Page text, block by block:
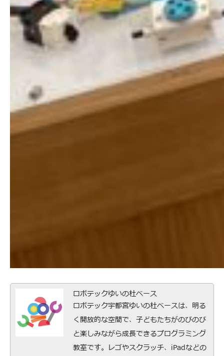
ロボテックゆいの杜ベース
ロボテック宇都宮ゆいの杜ベースは、明る
く開放的な空間で、子どもたちがのびのび
と楽しみながら成長できるプログラミング
教室です。レゴやスクラッチ、iPadなどの